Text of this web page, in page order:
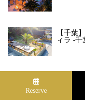
【千葉
ィラ -
【千葉
Reserve